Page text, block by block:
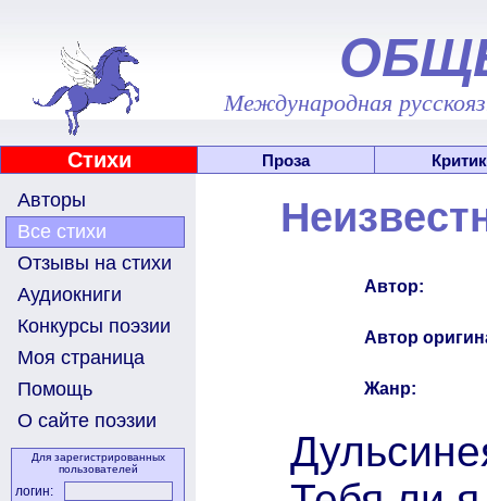
Международная
Стихи Проза
Авторы
Все стихи
Отзывы на стихи
Аудиокниги
Конкурсы поэзии
Моя страница
Помощь
О сайте поэзии
Для зарегистрированных
пользователей
логин:
Автор:
Автор
Жанр: